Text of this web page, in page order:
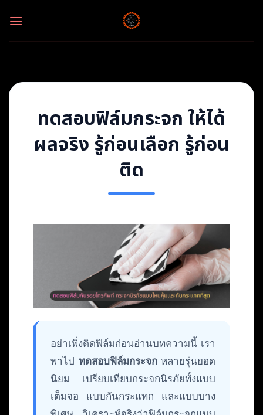
ทดสอบฟิล์มกระจก ให้ได้
ผลจริง รู้ก่อนเลือก รู้ก่อน
ติด
อย่าเพิ่งติดฟิล์มก่อนอ่านบทความนี้ เรา
พาไป ทดสอบฟิล์มกระจกหลายรุ่นยอด
นิยม เปรียบเทียบกระจกนิรภัยทั้งแบบ
เต็มจอ แบบกันกระแทก และแบบบาง